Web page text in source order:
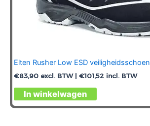
Elten Rusher Low ESD veiligheidsschoen
€83,90 excl. BTW | €101,52 incl. BTW
In winkelwagen
Dit
product